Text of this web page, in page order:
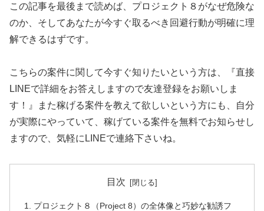
この記事を最後まで読めば、プロジェクト８がなぜ危険な
のか、そしてあなたが今すぐ取るべき回避行動が明確に理
解できるはずです。
こちらの案件に関して今すぐ知りたいという方は、
『直接
LINEで詳細をお答えしますので友達登録をお願いしま
す！』
また稼げる案件を教えて欲しいという方にも、自分
が実際にやっていて、稼げている案件を無料でお知らせし
ますので、気軽にLINEで連絡下さいね。
目次
プロジェクト８（Project 8）の全体像と巧妙な勧誘フ